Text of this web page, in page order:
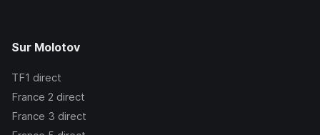
Sur Molotov
TF1 direct
France 2 direct
France 3 direct